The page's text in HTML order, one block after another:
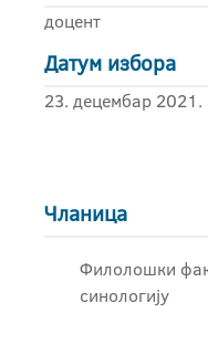
доцент
Датум избора
23. децембар 2021.
Чланица
Филолошки
синологију